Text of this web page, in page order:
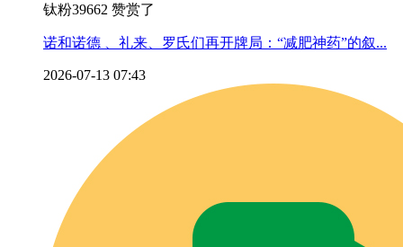
钛粉39662 赞赏了
诺和诺德 、礼来、罗氏们再开牌局：“减肥神药”的叙...
2026-07-13 07:43